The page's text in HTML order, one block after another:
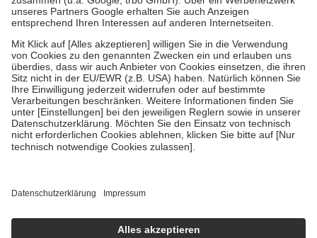
Um das Engagement der Versicherten für ihre eigene Gesundheit zu
stärken und die besondere Stellung der Familie zu unterstützen,
fallenkeine Zuzahlungenan bei:
• Kindern und Jugendlichen bis zum vollendeten 18. Lebensjahr
mit Ausnahme der Fahrkosten
• Untersuchungen zur Vorsorge und Früherkennung, die von der
GKV getragen werden
• empfohlenen Schutzimpfungen
• Harn- und Blutteststreifen
getroffen, um sicherzustellen, dass es sich um echte Bewertungen
https://help.etrusted.com/hc/de/articles/4419944605341